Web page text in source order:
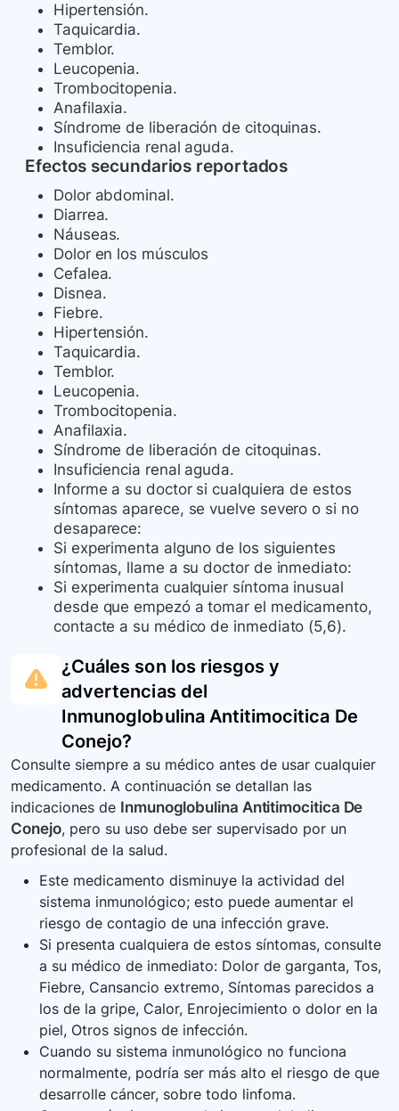
Hipertensión.
Taquicardia.
Temblor.
Leucopenia.
Trombocitopenia.
Anafilaxia.
Síndrome de liberación de citoquinas.
Insuficiencia renal aguda.
Efectos secundarios reportados
Dolor abdominal.
Diarrea.
Náuseas.
Dolor en los músculos
Cefalea.
Disnea.
Fiebre.
Hipertensión.
Taquicardia.
Temblor.
Leucopenia.
Trombocitopenia.
Anafilaxia.
Síndrome de liberación de citoquinas.
Insuficiencia renal aguda.
Informe a su doctor si cualquiera de estos
síntomas aparece, se vuelve severo o si no
desaparece:
Si experimenta alguno de los siguientes
síntomas, llame a su doctor de inmediato:
Si experimenta cualquier síntoma inusual
desde que empezó a tomar el medicamento,
contacte a su médico de inmediato (5,6).
¿Cuáles son los riesgos y
advertencias del
Inmunoglobulina Antitimocitica De
Conejo?
Consulte siempre a su médico antes de usar cualquier
medicamento. A continuación se detallan las
indicaciones de Inmunoglobulina Antitimocitica De
Conejo, pero su uso debe ser supervisado por un
profesional de la salud.
Este medicamento disminuye la actividad del
sistema inmunológico; esto puede aumentar el
riesgo de contagio de una infección grave.
Si presenta cualquiera de estos síntomas, consulte
a su médico de inmediato: Dolor de garganta, Tos,
Fiebre, Cansancio extremo, Síntomas parecidos a
los de la gripe, Calor, Enrojecimiento o dolor en la
piel, Otros signos de infección.
Cuando su sistema inmunológico no funciona
normalmente, podría ser más alto el riesgo de que
desarrolle cáncer, sobre todo linfoma.